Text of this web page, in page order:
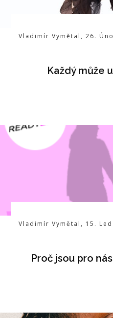
Vladimír Vymětal ,26. Úno
Každý může
Vladimír Vymětal , 15. Led
Proč jsou pro